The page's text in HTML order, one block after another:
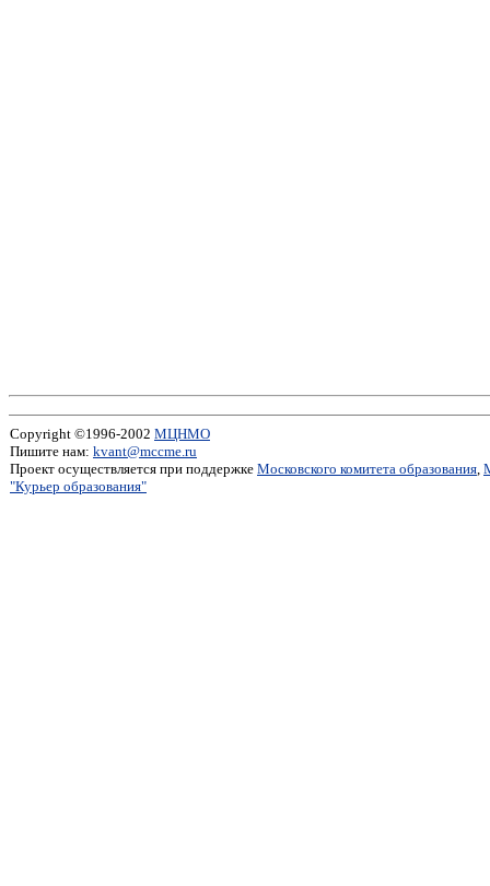
Copyright ©1996-2002 МЦНМО
Пишите нам: kvant@mccme.ru
Проект осуществляется при поддержке Московского комитета образования,
"Курьер образования"